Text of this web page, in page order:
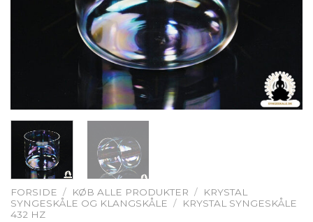
FORSIDE / KØB ALLE PRODUKTER /
KRYSTAL
SYNGESKÅLE OG KLANGSKÅLE /
KRYSTAL SYNGESKÅLE
432 HZ